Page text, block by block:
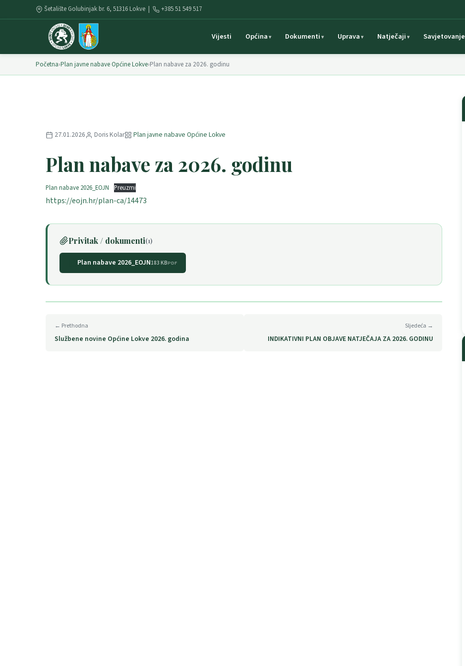
Šetalište Golubinjak br. 6, 51316 Lokve | +385 51 549 517
Vijesti Općina Dokumenti Uprava Natječaji Savjetovanje
Početna›Plan javne nabave Općine Lokve›Plan nabave za 2026. godinu
27.01.2026 Doris Kolar Plan javne nabave Općine Lokve
Plan nabave za 2026. godinu
Plan nabave 2026_EOJN Preuzmi
https://eojn.hr/plan-ca/14473
Privitak / dokumenti(1)
Plan nabave 2026_EOJN183 KBPDF
← Prethodna
Službene novine Općine Lokve 2026. godina
Sljedeća →
INDIKATIVNI PLAN OBJAVE NATJEČAJA ZA 2026. GODINU